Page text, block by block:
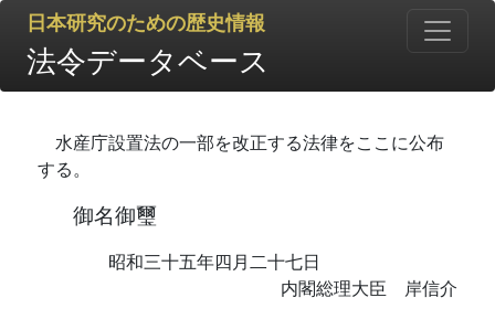
日本研究のための歴史情報
法令データベース
水産庁設置法の一部を改正する法律をここに公布
する。
御名御璽
昭和三十五年四月二十七日
内閣総理大臣 岸信介